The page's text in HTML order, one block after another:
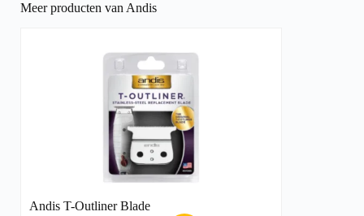
Meer producten van Andis
Andis T-Outliner Blade